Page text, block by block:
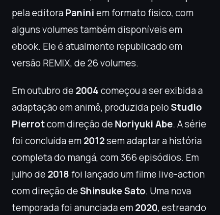
pela editoraPaniniem formato físico, com
alguns volumes também disponíveis em
ebook. Ele é atualmente republicado em
versão REMIX, de 26 volumes.
Em outubro de 2004começou a ser exibida a
adaptação em animê, produzida peloStudio
Pierrotcom direção de Noriyuki Abe. A série
foi concluída em2012sem adaptar a história
completa do mangá, com 366 episódios. Em
julho de 2018foi lançado um filme live-action
com direção deShinsuke Sato. Uma nova
temporada foi anunciada em2020, estreando